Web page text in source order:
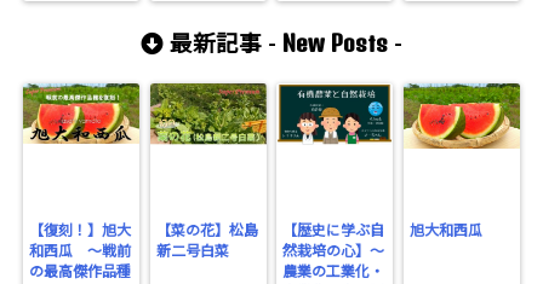
最新記事 - New Posts -
【復刻！】旭大
和西瓜 ～戦前
の最高傑作品種
【菜の花】松島
新二号白菜
【歴史に学ぶ自
然栽培の心】～
農業の工業化・
旭大和西瓜